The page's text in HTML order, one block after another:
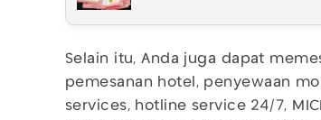
Selain itu, Anda juga dapat
pemesanan hotel, penyewaan
services, hotline service 24/7,